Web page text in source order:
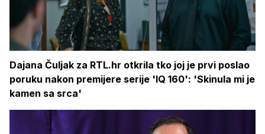
Dajana Čuljak za RTL.hr otkrila tko joj je prvi poslao
poruku nakon premijere serije 'IQ 160': 'Skinula mi je
kamen sa srca'